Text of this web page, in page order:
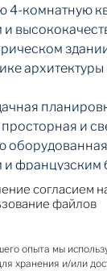
согласием
файлов
опыта мы
хранения и/или
4-комнатную
здании
и
оборудованная
французским
две
с душем и